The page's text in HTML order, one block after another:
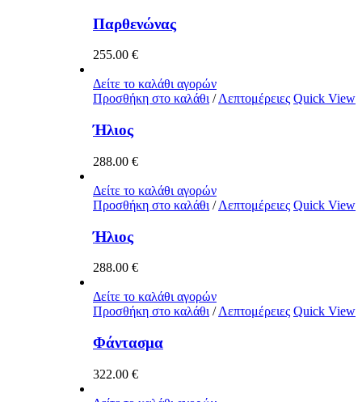
Παρθενώνας
255.00 €
Δείτε το καλάθι αγορών
Προσθήκη στο καλάθι / Λεπτομέρειες Quick View
Ήλιος
288.00 €
Δείτε το καλάθι αγορών
Προσθήκη στο καλάθι / Λεπτομέρειες Quick View
Ήλιος
288.00 €
Δείτε το καλάθι αγορών
Προσθήκη στο καλάθι / Λεπτομέρειες Quick View
Φάντασμα
322.00 €